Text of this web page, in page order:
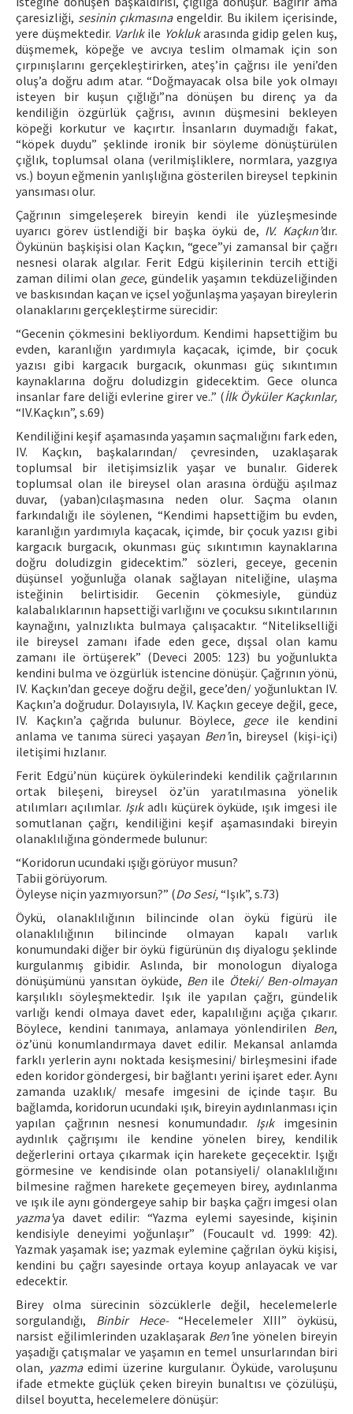
çaresizliği, sesinin çıkmasınaengeldir. Bu ikilem içerisinde,
yere düşmektedir. Varlıkile Yoklukarasında gidip gelen kuş,
düşmemek, köpeğe ve avcıya teslim olmamak için son
çırpınışlarını gerçekleştirirken, ateş’in çağrısı ile yeni’den
oluş’a doğru adım atar. “Doğmayacak olsa bile yok olmayı
isteyen bir kuşun çığlığı”na dönüşen bu direnç ya da
kendiliğin özgürlük çağrısı, avının düşmesini bekleyen
köpeği korkutur ve kaçırtır. İnsanların duymadığı fakat,
“köpek duydu” şeklinde ironik bir söyleme dönüştürülen
çığlık, toplumsal olana (verilmişliklere, normlara, yazgıya
vs.) boyun eğmenin yanlışlığına gösterilen bireysel tepkinin
yansıması olur.
Çağrının simgeleşerek bireyin kendi ile yüzleşmesinde
uyarıcı görev üstlendiği bir başka öykü de, IV. Kaçkın’dır.
Öykünün başkişisi olan Kaçkın, “gece”yi zamansal bir çağrı
nesnesi olarak algılar. Ferit Edgü kişilerinin tercih ettiği
zaman dilimi olan gece, gündelik yaşamın tekdüzeliğinden
ve baskısından kaçan ve içsel yoğunlaşma yaşayan bireylerin
olanaklarını gerçekleştirme sürecidir:
“Gecenin çökmesini bekliyordum. Kendimi hapsettiğim bu
evden, karanlığın yardımıyla kaçacak, içimde, bir çocuk
yazısı gibi kargacık burgacık, okunması güç sıkıntımın
kaynaklarına doğru doludizgin gidecektim. Gece olunca
insanlar fare deliği evlerine girer ve..” (İlk Öyküler Kaçkınlar,
“IV.Kaçkın”, s.69)
Kendiliğini keşif aşamasında yaşamın saçmalığını fark eden,
IV. Kaçkın, başkalarından/ çevresinden, uzaklaşarak
toplumsal bir iletişimsizlik yaşar ve bunalır. Giderek
toplumsal olan ile bireysel olan arasına ördüğü aşılmaz
duvar, (yaban)cılaşmasına neden olur. Saçma olanın
farkındalığı ile söylenen, “Kendimi hapsettiğim bu evden,
karanlığın yardımıyla kaçacak, içimde, bir çocuk yazısı gibi
kargacık burgacık, okunması güç sıkıntımın kaynaklarına
doğru doludizgin gidecektim.” sözleri, geceye, gecenin
düşünsel yoğunluğa olanak sağlayan niteliğine, ulaşma
isteğinin belirtisidir. Gecenin çökmesiyle, gündüz
kalabalıklarının hapsettiği varlığını ve çocuksu sıkıntılarının
kaynağını, yalnızlıkta bulmaya çalışacaktır. “Nitelikselliği
ile bireysel zamanı ifade eden gece, dışsal olan kamu
zamanı ile örtüşerek” (Deveci 2005: 123) bu yoğunlukta
kendini bulma ve özgürlük istencine dönüşür. Çağrının yönü,
IV. Kaçkın’dan geceye doğru değil, gece’den/ yoğunluktan IV.
Kaçkın’a doğrudur. Dolayısıyla, IV. Kaçkın geceye değil, gece,
IV. Kaçkın’a çağrıda bulunur. Böylece, geceile kendini
anlama ve tanıma süreci yaşayan Ben’in, bireysel (kişi-içi)
iletişimi hızlanır.
Ferit Edgü’nün küçürek öykülerindeki kendilik çağrılarının
ortak bileşeni, bireysel öz’ün yaratılmasına yönelik
atılımları açılımlar. Işıkadlı küçürek öyküde, ışık imgesi ile
somutlanan çağrı, kendiliğini keşif aşamasındaki bireyin
olanaklılığına göndermede bulunur:
“Koridorun ucundaki ışığı görüyor musun?
Tabii görüyorum.
Öyleyse niçin yazmıyorsun?” (Do Sesi,“Işık”, s.73)
Öykü, olanaklılığının bilincinde olan öykü figürü ile
olanaklılığının bilincinde olmayan kapalı varlık
konumundaki diğer bir öykü figürünün dış diyalogu şeklinde
kurgulanmış gibidir. Aslında, bir monologun diyaloga
dönüşümünü yansıtan öyküde, Benile Öteki/ Ben-olmayan
karşılıklı söyleşmektedir. Işık ile yapılan çağrı, gündelik
varlığı kendi olmaya davet eder, kapalılığını açığa çıkarır.
Böylece, kendini tanımaya, anlamaya yönlendirilen Ben,
öz’ünü konumlandırmaya davet edilir. Mekansal anlamda
farklı yerlerin aynı noktada kesişmesini/ birleşmesini ifade
eden koridor göndergesi, bir bağlantı yerini işaret eder. Aynı
zamanda uzaklık/ mesafe imgesini de içinde taşır. Bu
bağlamda, koridorun ucundaki ışık, bireyin aydınlanması için
yapılan çağrının nesnesi konumundadır. Işıkimgesinin
aydınlık çağrışımı ile kendine yönelen birey, kendilik
değerlerini ortaya çıkarmak için harekete geçecektir. Işığı
görmesine ve kendisinde olan potansiyeli/ olanaklılığını
bilmesine rağmen harekete geçemeyen birey, aydınlanma
ve ışık ile aynı göndergeye sahip bir başka çağrı imgesi olan
yazma’ya davet edilir: “Yazma eylemi sayesinde, kişinin
kendisiyle deneyimi yoğunlaşır” (Foucault vd. 1999: 42).
Yazmak yaşamak ise; yazmak eylemine çağrılan öykü kişisi,
kendini bu çağrı sayesinde ortaya koyup anlayacak ve var
edecektir.
Birey olma sürecinin sözcüklerle değil, hecelemelerle
sorgulandığı, Binbir Hece-“Hecelemeler XIII” öyküsü,
narsist eğilimlerinden uzaklaşarak Ben’ine yönelen bireyin
yaşadığı çatışmalar ve yaşamın en temel unsurlarından biri
olan, yazmaedimi üzerine kurgulanır. Öyküde, varoluşunu
ifade etmekte güçlük çeken bireyin bunaltısı ve çözülüşü,
dilsel boyutta, hecelemelere dönüşür: